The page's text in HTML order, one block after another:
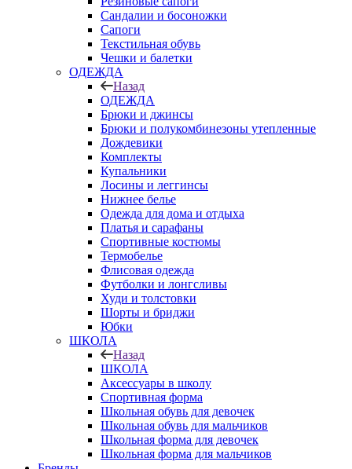
Сандалии и босоножки
Сапоги
Текстильная обувь
Чешки и балетки
ОДЕЖДА
Назад
ОДЕЖДА
Брюки и джинсы
Брюки и полукомбинезоны утепленные
Дождевики
Комплекты
Купальники
Лосины и леггинсы
Нижнее белье
Одежда для дома и отдыха
Платья и сарафаны
Спортивные костюмы
Термобелье
Флисовая одежда
Футболки и лонгсливы
Худи и толстовки
Шорты и бриджи
Юбки
ШКОЛА
Назад
ШКОЛА
Аксессуары в школу
Спортивная форма
Школьная обувь для девочек
Школьная обувь для мальчиков
Школьная форма для девочек
Школьная форма для мальчиков